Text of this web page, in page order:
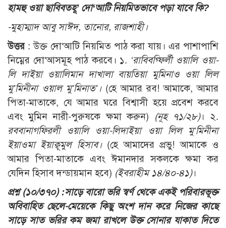
হামহু ওয়া ছাবিবতহূ’ দো‘আটি নিয়মিতভাবে পড়া যাবে কি?
-মুহাম্মাদ আবু সাঈদ, তানোর, রাজশাহী।
উত্তর: উক্ত দো‘আটি নিয়মিত পাঠ করা যায়। এর পাশাপাশি
নিম্নের দো‘আসমূহ পাঠ করবে। ১. ‘রাবিবগ্ফির্লী ওয়ালি ওয়া-
লি দাইয়া ওয়ালিমান দাখালা বায়তিয়া মুমিনাও ওয়া লিল
মু’মিনীনা ওয়াল মু’মিনাত’।(হে আমার রব! আমাকে, আমার
পিতা-মাতাকে, যে আমার ঘরে বিশ্বাসী হয়ে প্রবেশ করবে
এবং মুমিন নারী-পুরুষকে ক্ষমা করুন) (নূহ ৭১/২৮)। ২.
রববানাগফিরলী ওয়ালি ওয়া-লিদাইয়া ওয়া লিল মু‘মিনীনা
ইয়াওমা ইয়াক্বূমুল হিসাব।(হে আমাদের প্রভু! আমাকে ও
আমার পিতা-মাতাকে এবং ঈমানদার সকলকে ক্ষমা কর
যেদিন হিসাব দন্ডায়মান হবে) (ইবরাহীম ১৪/৪০-৪১)।
প্রশ্ন (১০/৩৭০) :সাড়ে বারো ভরি স্বর্ণ থেকে একই পরিবারভূক্ত
অবিবাহিত ছেলে-মেয়েকে কিছু অংশ দান করে নিজের কাছে
সাড়ে সাত ভরির কম জমা রাখলে উক্ত সোনার যাকাত দিতে